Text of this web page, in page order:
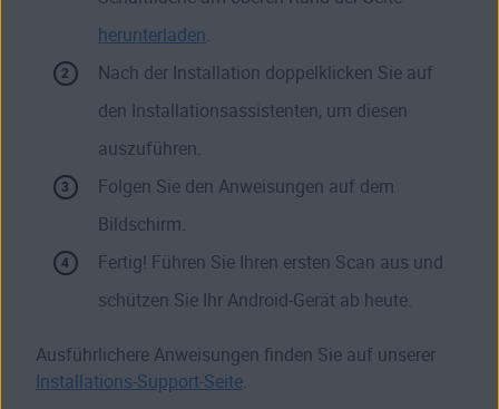
herunterladen.
Nach der Installation doppelklicken Sie auf
den Installationsassistenten, um diesen
auszuführen.
Folgen Sie den Anweisungen auf dem
Bildschirm.
Fertig! Führen Sie Ihren ersten Scan aus und
schützen Sie Ihr Android-Gerät ab heute.
Ausführlichere Anweisungen finden Sie auf unserer
Installations-Support-Seite.